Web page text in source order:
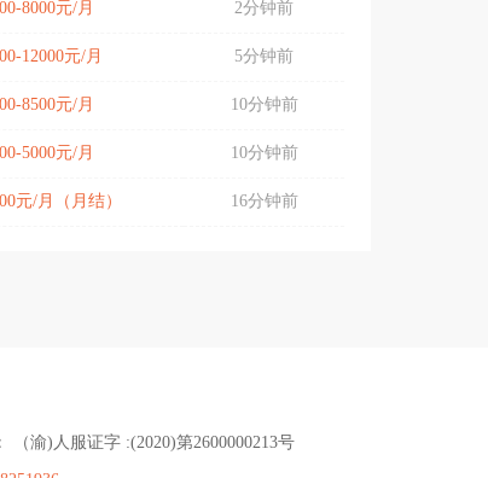
8000元/月 2分钟前
12000元/月 5分钟前
8500元/月 10分钟前
5000元/月 10分钟前
元/月（月结） 16分钟前
（渝)人服证字 :(2020)第2600000213号